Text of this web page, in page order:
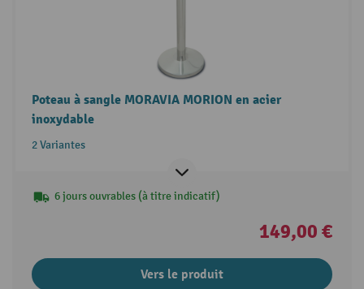
Poteau à sangle MORAVIA MORION en acier
inoxydable
2 Variantes
6 jours ouvrables (à titre indicatif)
149,00 €
Vers le produit